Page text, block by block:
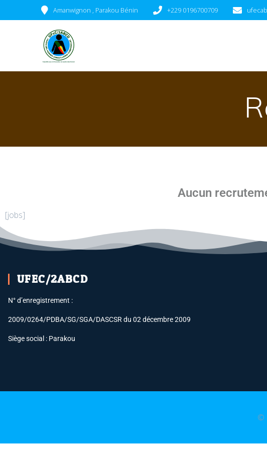
Amanwignon , Parakou Bénin +229 0196700709
Aucun
[jobs]
UFEC/2ABCD
N° d’enregistrement :
2009/0264/PDBA/SG/SGA/DASCSR du 02 décembre 2009
Siège social : Parakou
©